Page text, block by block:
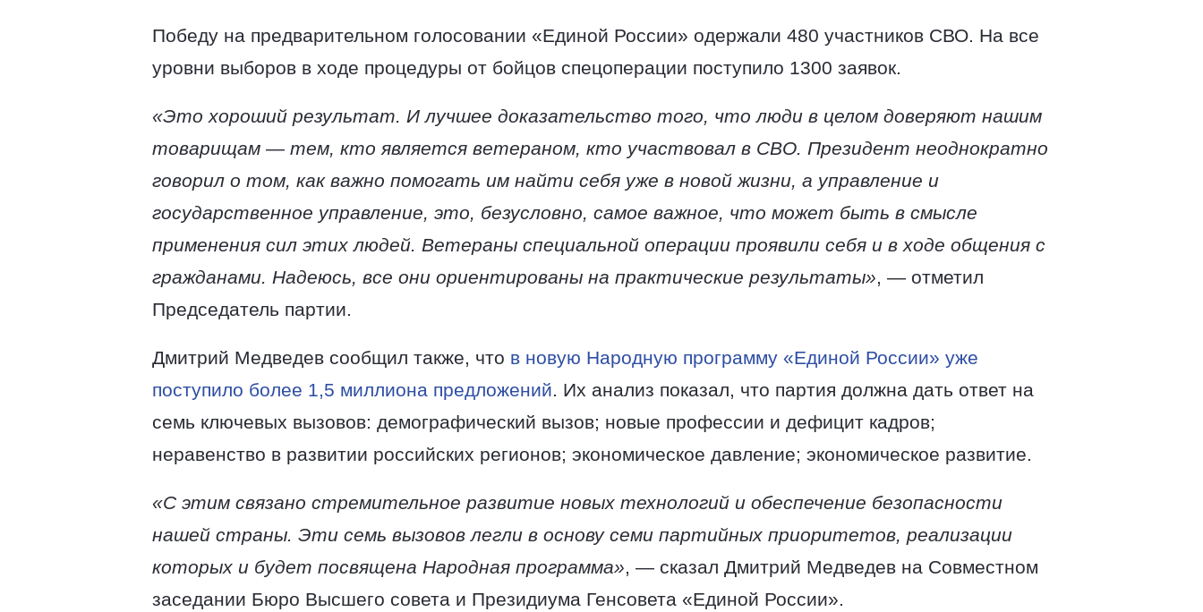
Победу на предварительном голосовании «Единой России» одержали 480 участников СВО. На все
уровни выборов в ходе процедуры от бойцов спецоперации поступило 1300 заявок.
«Это хороший результат. И лучшее доказательство того, что люди в целом доверяют нашим
товарищам — тем, кто является ветераном, кто участвовал в СВО. Президент неоднократно
говорил о том, как важно помогать им найти себя уже в новой жизни, а управление и
государственное управление, это, безусловно, самое важное, что может быть в смысле
применения сил этих людей. Ветераны специальной операции проявили себя и в ходе общения с
гражданами. Надеюсь, все они ориентированы на практические результаты», — отметил
Председатель партии.
Дмитрий Медведев сообщил также, что в новую Народную программу «Единой России» уже
поступило более 1,5 миллиона предложений. Их анализ показал, что партия должна дать ответ на
семь ключевых вызовов: демографический вызов; новые профессии и дефицит кадров;
неравенство в развитии российских регионов; экономическое давление; экономическое развитие.
«С этим связано стремительное развитие новых технологий и обеспечение безопасности
нашей страны. Эти семь вызовов легли в основу семи партийных приоритетов, реализации
которых и будет посвящена Народная программа», — сказал Дмитрий Медведев на Совместном
заседании Бюро Высшего совета и Президиума Генсовета «Единой России».